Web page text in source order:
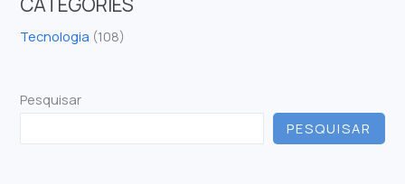
Tecnologia (108)
Pesquisar
PESQUISAR